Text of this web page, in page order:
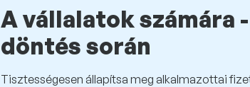
A vállalatok számára
döntés során
Tisztességesen állapítsa meg alkalmazottai